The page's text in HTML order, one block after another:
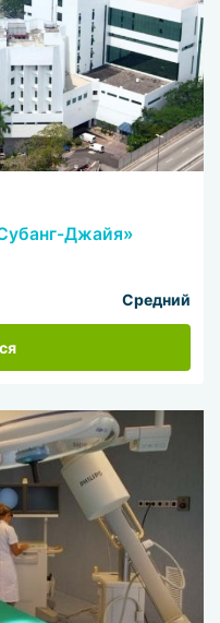
Джайя»
Средний